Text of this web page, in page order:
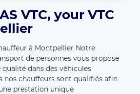
VTC, your VTC
à Montpellier Notre
de personnes vous propose
dans des véhicules
nos chauffeurs sont qualifiés afin
prestation unique